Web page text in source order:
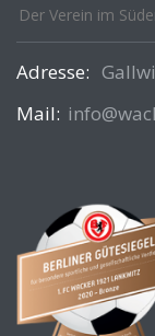
Der Verein im
Adresse:
Mail: